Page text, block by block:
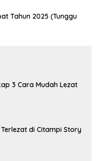
Tahun 2025 (Tunggu
3 Cara Mudah Lezat
di Citampi Story